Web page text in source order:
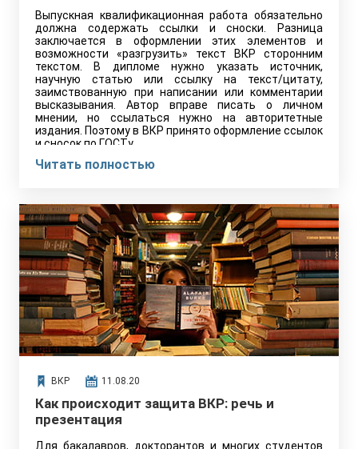
Выпускная квалификационная работа обязательно
должна содержать ссылки и сноски. Разница
заключается в оформлении этих элементов и
возможности «разгрузить» текст ВКР сторонним
текстом. В дипломе нужно указать источник,
научную статью или ссылку на текст/цитату,
заимствованную при написании или комментарии
высказывания. Автор вправе писать о личном
мнении, но ссылаться нужно на авторитетные
издания. Поэтому в ВКР принято оформление ссылок
и сносок по ГОСТу.
Читать полностью
ВКР 11.08.20
Как происходит защита ВКР: речь и
презентация
Для бакалавров, докторантов и многих студентов